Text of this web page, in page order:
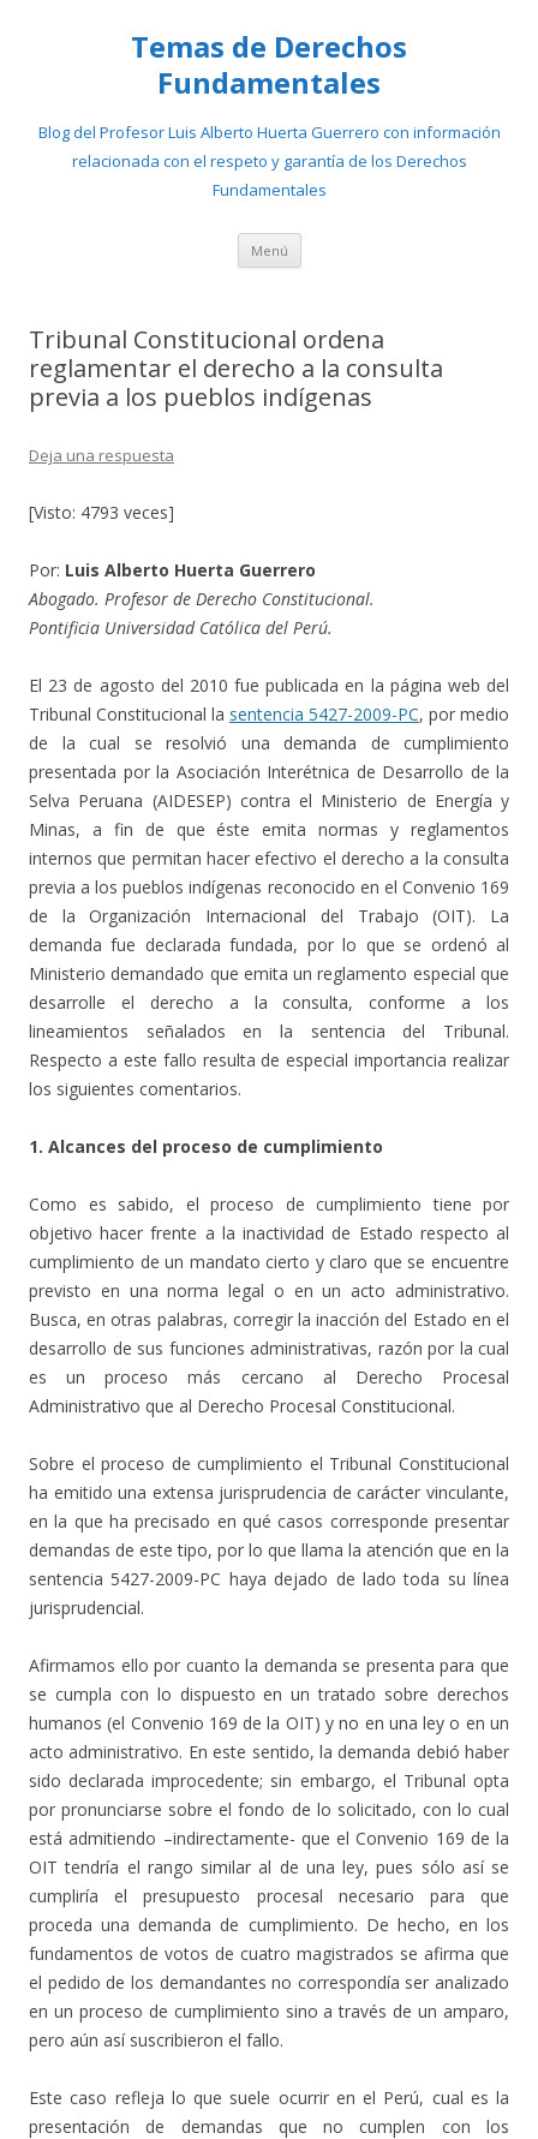
Temas de Derechos
Fundamentales
Blog del Profesor Luis Alberto Huerta Guerrero con información
relacionada con el respeto y garantía de los Derechos
Fundamentales
Menú Ir
contenido
Tribunal Constitucional ordena
reglamentar el derecho a la consulta
previa a los pueblos indígenas
Deja una respuesta
[Visto: 4793 veces]
Por: Luis Alberto Huerta Guerrero
Abogado. Profesor de Derecho Constitucional.
Pontificia Universidad Católica del Perú.
El 23 de agosto del 2010 fue publicada en la página web del
Tribunal Constitucional la sentencia 5427-2009-PC, por medio
de la cual se resolvió una demanda de cumplimiento
presentada por la Asociación Interétnica de Desarrollo de la
Selva Peruana (AIDESEP) contra el Ministerio de Energía y
Minas, a fin de que éste emita normas y reglamentos
internos que permitan hacer efectivo el derecho a la consulta
previa a los pueblos indígenas reconocido en el Convenio 169
de la Organización Internacional del Trabajo (OIT). La
demanda fue declarada fundada, por lo que se ordenó al
Ministerio demandado que emita un reglamento especial que
desarrolle el derecho a la consulta, conforme a los
lineamientos señalados en la sentencia del Tribunal.
Respecto a este fallo resulta de especial importancia realizar
los siguientes comentarios.
1. Alcances del proceso de cumplimiento
Como es sabido, el proceso de cumplimiento tiene por
objetivo hacer frente a la inactividad de Estado respecto al
cumplimiento de un mandato cierto y claro que se encuentre
previsto en una norma legal o en un acto administrativo.
Busca, en otras palabras, corregir la inacción del Estado en el
desarrollo de sus funciones administrativas, razón por la cual
es un proceso más cercano al Derecho Procesal
Administrativo que al Derecho Procesal Constitucional.
Sobre el proceso de cumplimiento el Tribunal Constitucional
ha emitido una extensa jurisprudencia de carácter vinculante,
en la que ha precisado en qué casos corresponde presentar
demandas de este tipo, por lo que llama la atención que en la
sentencia 5427-2009-PC haya dejado de lado toda su línea
jurisprudencial.
Afirmamos ello por cuanto la demanda se presenta para que
se cumpla con lo dispuesto en un tratado sobre derechos
humanos (el Convenio 169 de la OIT) y no en una ley o en un
acto administrativo. En este sentido, la demanda debió haber
sido declarada improcedente; sin embargo, el Tribunal opta
por pronunciarse sobre el fondo de lo solicitado, con lo cual
está admitiendo –indirectamente- que el Convenio 169 de la
OIT tendría el rango similar al de una ley, pues sólo así se
cumpliría el presupuesto procesal necesario para que
proceda una demanda de cumplimiento. De hecho, en los
fundamentos de votos de cuatro magistrados se afirma que
el pedido de los demandantes no correspondía ser analizado
en un proceso de cumplimiento sino a través de un amparo,
pero aún así suscribieron el fallo.
Este caso refleja lo que suele ocurrir en el Perú, cual es la
presentación de demandas que no cumplen con los